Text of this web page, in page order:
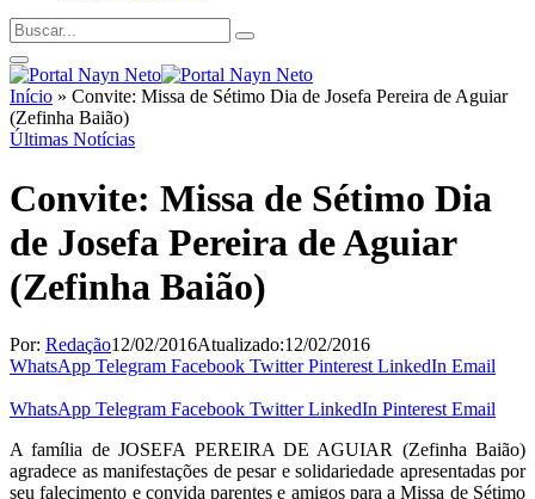
Início » Convite: Missa de Sétimo Dia de Josefa Pereira de Aguiar
(Zefinha Baião)
Últimas Notícias
Convite: Missa de Sétimo Dia
de Josefa Pereira de Aguiar
(Zefinha Baião)
Por: Redação12/02/2016Atualizado:12/02/2016
WhatsApp Telegram Facebook Twitter Pinterest LinkedIn Email
WhatsApp Telegram Facebook Twitter LinkedIn Pinterest Email
A família de JOSEFA PEREIRA DE AGUIAR (Zefinha Baião)
agradece as manifestações de pesar e solidariedade apresentadas por
seu falecimento e convida parentes e amigos para a Missa de Sétimo